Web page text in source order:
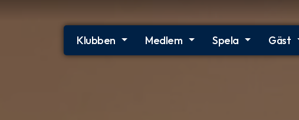
Klubben Medlem Spela Gäst